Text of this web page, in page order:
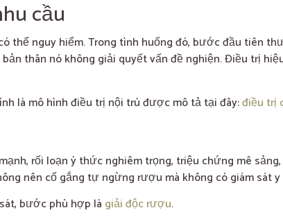
cầu
thể nguy hiểm. Trong tình huống đó, bước đầu tiên
thân nó không giải quyết vấn đề nghiện. Điều trị
là mô hình điều trị nội trú được mô tả tại đây:điều trị
rối loạn ý thức nghiêm trọng, triệu chứng mê
nên cố gắng tự ngừng rượu mà không có giám sát y
bước phù hợp là giải độc rượu.